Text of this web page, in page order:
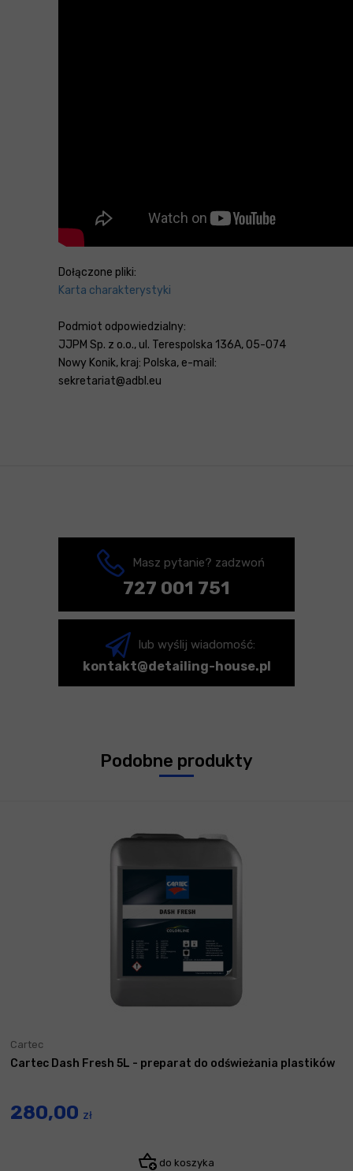
Dołączone pliki:
Karta charakterystyki
Podmiot odpowiedzialny:
JJPM Sp. z o.o., ul. Terespolska 136A, 05-074
Nowy Konik, kraj: Polska, e-mail:
sekretariat@adbl.eu
Masz pytanie? zadzwoń
727 001 751
lub wyślij wiadomość:
kontakt@detailing-house.pl
Podobne produkty
Cartec
Cartec Dash Fresh 5L - preparat do odświeżania plastików
280,00 zł
do koszyka